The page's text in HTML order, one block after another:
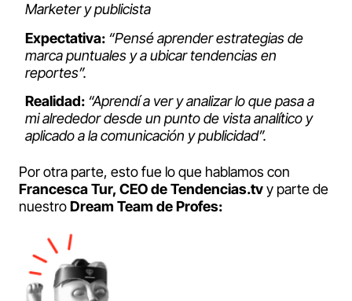
Marketer y publicista
Expectativa: “Pensé aprender estrategias de
marca puntuales y a ubicar tendencias en
reportes”.
Realidad: “Aprendí a ver y analizar lo que pasa a
mi alrededor desde un punto de vista analítico y
aplicado a la comunicación y publicidad”.
Por otra parte, esto fue lo que hablamos con
Francesca Tur, CEO de Tendencias.tvy parte de
nuestroDream Team de Profes: